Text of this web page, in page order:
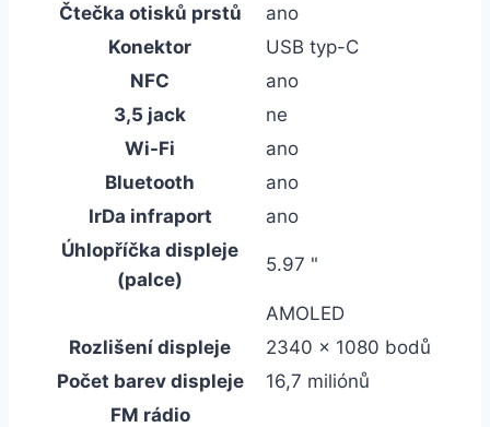
Čtečka otisků prstů
ano
Konektor
USB typ-C
NFC
ano
3,5 jack
ne
Wi-Fi
ano
Bluetooth
ano
IrDa infraport
ano
Úhlopříčka displeje
(palce)
5.97 "
AMOLED
Rozlišení displeje
2340 x 1080 bodů
Počet barev displeje
16,7 miliónů
FM rádio